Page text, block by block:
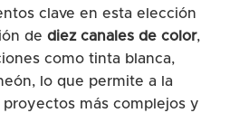
clave en esta elección
de diez canales de color,
como tinta blanca,
lo que permite a la
más complejos y